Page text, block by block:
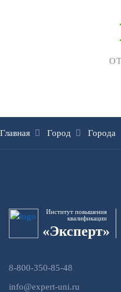
Главная Город Города
Институт повышения
квалификации
«Эксперт»
8-800-350-85-48
info@expert-uni.ru